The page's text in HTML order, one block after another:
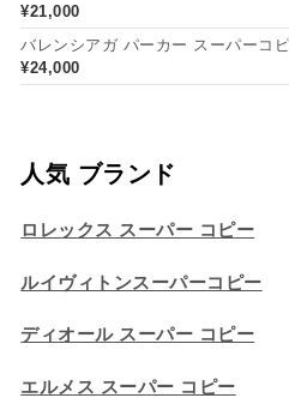
¥21,000
バレンシアガ パーカー スーパーコ
¥24,000
人気 ブランド
ロレックス スーパー コピー
ルイヴィトンスーパーコピー
ディオール スーパー コピー
エルメス スーパー コピー